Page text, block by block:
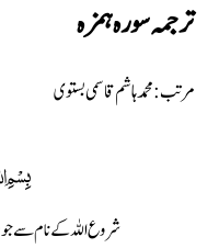
ترجمہ سورہ ہمزہ
مرتب: محمد ہاشم قاسمى بستوى
شروع اللہ کے نام سے